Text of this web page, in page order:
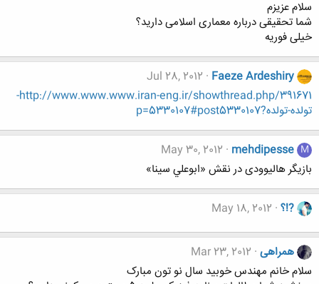
سلام عزیزم
شما تحقیقی درباره معماری اسلامی دارید؟
خیلی فوریه
Faeze Ardeshiry
Jul 28, 2012
http://www.www.www.iran-eng.ir/showthread.php/391671-
تولده-تولده?p=5330107#post5330107
M
mehdipesse
May 30, 2012
بازیگر هالیوودی در نقش «ابوعلي سينا»
?!؟ May 18, 2012
همراهی Mar 23, 2012
سلام خانم مهندس خوبید سال نو تون مبارک